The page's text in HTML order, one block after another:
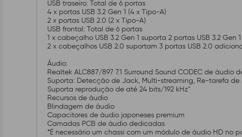
USB traseiro: Total de 6 portas
4 x portas USB 3.2 Gen 1 (4 x Tipo-A)
2 x portas USB 2.0 (2 x Tipo-A)
USB frontal: Total de 6 portas
1 x cabeçalho USB 3.2 Gen 1 suporta 2 portas USB 3.2 Gen
2 x cabeçalhos USB 2.0 suportam 3 portas USB 2.0
Áudio:
Realtek ALC887/897 7.1 Surround Sound CODEC de áudio
Suporta: Detecção de Jack, Multi-streaming, Re-tarefa de
Suporta reprodução de até 24 bits/192 kHz"
Recursos de áudio
Blindagem de áudio
Capacitores de áudio japoneses premium
Camadas PCB de áudio dedicadas
*É necessário um chassi com um módulo de áudio HD no